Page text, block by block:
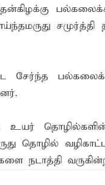
சேர்ந்த
தொழில்களின்
தொழில்
நடாத்தி